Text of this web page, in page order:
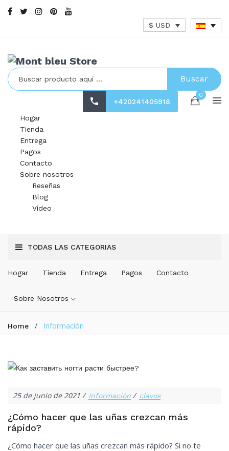
$ USD
Buscar
+420241405918
0
Hogar
Tienda
Entrega
Pagos
Contacto
Sobre nosotros
Reseñas
Blog
Video
TODAS LAS CATEGORIAS
Hogar Tienda Entrega Pagos Contacto
Sobre Nosotros
Home / Información
25 de junio de 2021 Información clavos
¿Cómo hacer que las uñas crezcan más
rápido?
¿Cómo hacer que las uñas crezcan más rápido? Si no te